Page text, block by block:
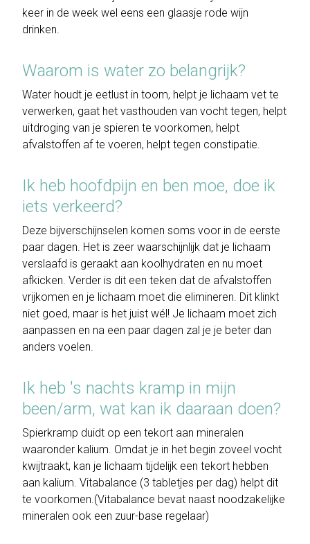
keer in de week wel eens een glaasje rode wijn
drinken.
Waarom is water zo belangrijk?
Water houdt je eetlust in toom, helpt je lichaam vet te
verwerken, gaat het vasthouden van vocht tegen, helpt
uitdroging van je spieren te voorkomen, helpt
afvalstoffen af te voeren, helpt tegen constipatie.
Ik heb hoofdpijn en ben moe, doe ik
iets verkeerd?
Deze bijverschijnselen komen soms voor in de eerste
paar dagen. Het is zeer waarschijnlijk dat je lichaam
verslaafd is geraakt aan koolhydraten en nu moet
afkicken. Verder is dit een teken dat de afvalstoffen
vrijkomen en je lichaam moet die elimineren. Dit klinkt
niet goed, maar is het juist wél! Je lichaam moet zich
aanpassen en na een paar dagen zal je je beter dan
anders voelen.
Ik heb 's nachts kramp in mijn
been/arm, wat kan ik daaraan doen?
Spierkramp duidt op een tekort aan mineralen
waaronder kalium. Omdat je in het begin zoveel vocht
kwijtraakt, kan je lichaam tijdelijk een tekort hebben
aan kalium. Vitabalance (3 tabletjes per dag) helpt dit
te voorkomen.(Vitabalance bevat naast noodzakelijke
mineralen ook een zuur-base regelaar)